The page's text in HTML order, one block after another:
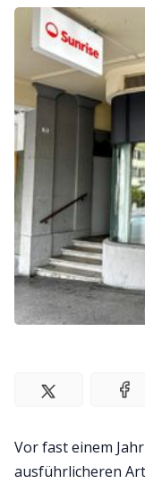
Vor fast einem
ausführlicheren